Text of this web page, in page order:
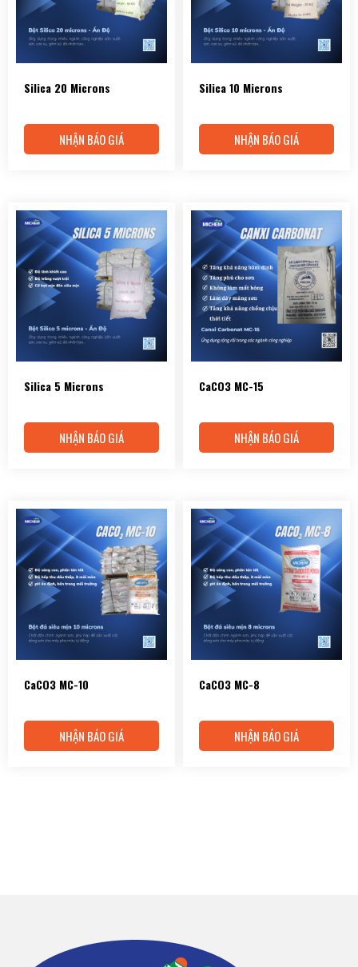
Silica 20 Microns
NHẬN BÁO GIÁ
Silica 10 Microns
NHẬN BÁO GIÁ
Silica 5 Microns
NHẬN BÁO GIÁ
CaCO3 MC-15
NHẬN BÁO GIÁ
CaCO3 MC-10
NHẬN BÁO GIÁ
CaCO3 MC-8
NHẬN BÁO GIÁ